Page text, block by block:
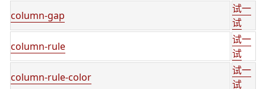
column-gap
试一
试
column-rule
试一
试
column-rule-color
试一
试